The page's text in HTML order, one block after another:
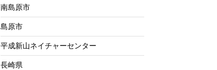
南島原市
島原市
平成新山ネイチャーセンター
長崎県